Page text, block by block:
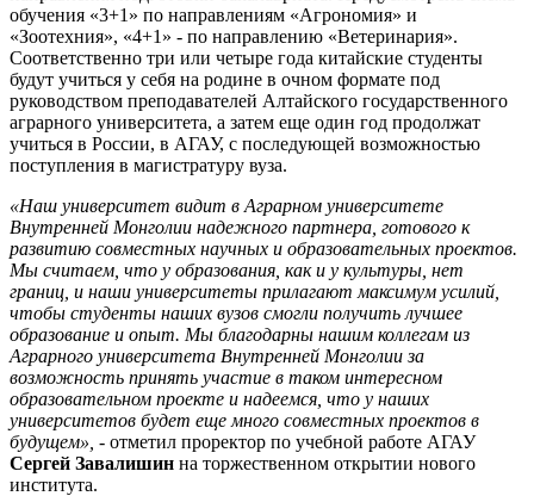
обучения «3+1» по направлениям «Агрономия» и
«Зоотехния», «4+1» - по направлению «Ветеринария».
Соответственно три или четыре года китайские студенты
будут учиться у себя на родине в очном формате под
руководством преподавателей Алтайского государственного
аграрного университета, а затем еще один год продолжат
учиться в России, в АГАУ, с последующей возможностью
поступления в магистратуру вуза.
«Наш университет видит в Аграрном университете
Внутренней Монголии надежного партнера, готового к
развитию совместных научных и образовательных проектов.
Мы считаем, что у образования, как и у культуры, нет
границ, и наши университеты прилагают максимум усилий,
чтобы студенты наших вузов смогли получить лучшее
образование и опыт. Мы благодарны нашим коллегам из
Аграрного университета Внутренней Монголии за
возможность принять участие в таком интересном
образовательном проекте и надеемся, что у наших
университетов будет еще много совместных проектов в
будущем», - отметил проректор по учебной работе АГАУ
Сергей Завалишин на торжественном открытии нового
института.